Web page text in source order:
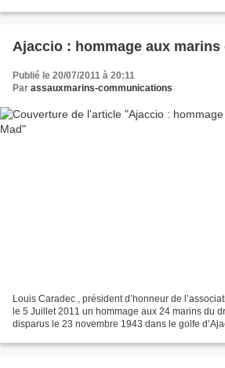
Ajaccio : hommage aux marins
Publié le 20/07/2011 à 20:11
Par assauxmarins-communications
Louis Caradec , président d’honneur de
le 5 Juillet 2011 un hommage aux 24 marins du
disparus le 23 novembre 1943 dans le golfe